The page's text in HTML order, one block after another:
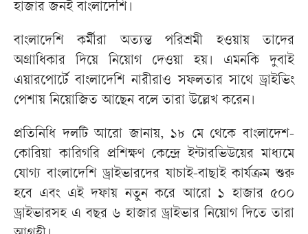
হাজার জনই বাংলাদেশি।
বাংলাদেশি কর্মীরা অত্যন্ত পরিশ্রমী হওয়ায় তাদের
অগ্রাধিকার দিয়ে নিয়োগ দেওয়া হয়। এমনকি দুবাই
এয়ারপোর্টে বাংলাদেশি নারীরাও সফলতার সাথে ড্রাইভিং
পেশায় নিয়োজিত আছেন বলে তারা উল্লেখ করেন।
প্রতিনিধি দলটি আরো জানায়, ১৮ মে থেকে বাংলাদেশ-
কোরিয়া কারিগরি প্রশিক্ষণ কেন্দ্রে ইন্টারভিউয়ের মাধ্যমে
যোগ্য বাংলাদেশি ড্রাইভারদের যাচাই-বাছাই কার্যক্রম শুরু
হবে এবং এই দফায় নতুন করে আরো ১ হাজার ৫০০
ড্রাইভারসহ এ বছর ৬ হাজার ড্রাইভার নিয়োগ দিতে তারা